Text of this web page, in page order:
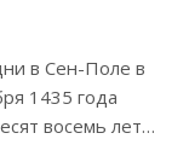
в Сен-Поле в
1435 года
восемь лет…